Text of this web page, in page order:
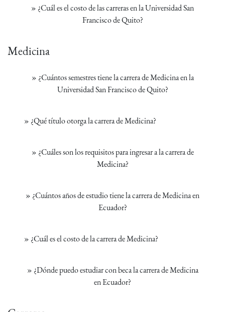
» ¿Cuál es el costo de las carreras en la Universidad San
Francisco de Quito?
Medicina
» ¿Cuántos semestres tiene la carrera de Medicina en la
Universidad San Francisco de Quito?
» ¿Qué título otorga la carrera de Medicina?
» ¿Cuáles son los requisitos para ingresar a la carrera de
Medicina?
» ¿Cuántos años de estudio tiene la carrera de Medicina en
Ecuador?
» ¿Cuál es el costo de la carrera de Medicina?
» ¿Dónde puedo estudiar con beca la carrera de Medicina
en Ecuador?